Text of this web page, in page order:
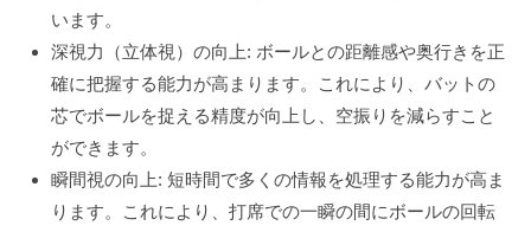
います。
深視力（立体視）の向上: ボールとの距離感や奥行きを正
確に把握する能力が高まります。これにより、バットの
芯でボールを捉える精度が向上し、空振りを減らすこと
ができます。
瞬間視の向上: 短時間で多くの情報を処理する能力が高ま
ります。これにより、打席での一瞬の間にボールの回転